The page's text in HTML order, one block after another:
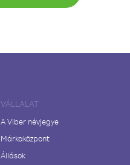
VÁLLALAT
A Viber névjegye
Márkaközpont
Állások